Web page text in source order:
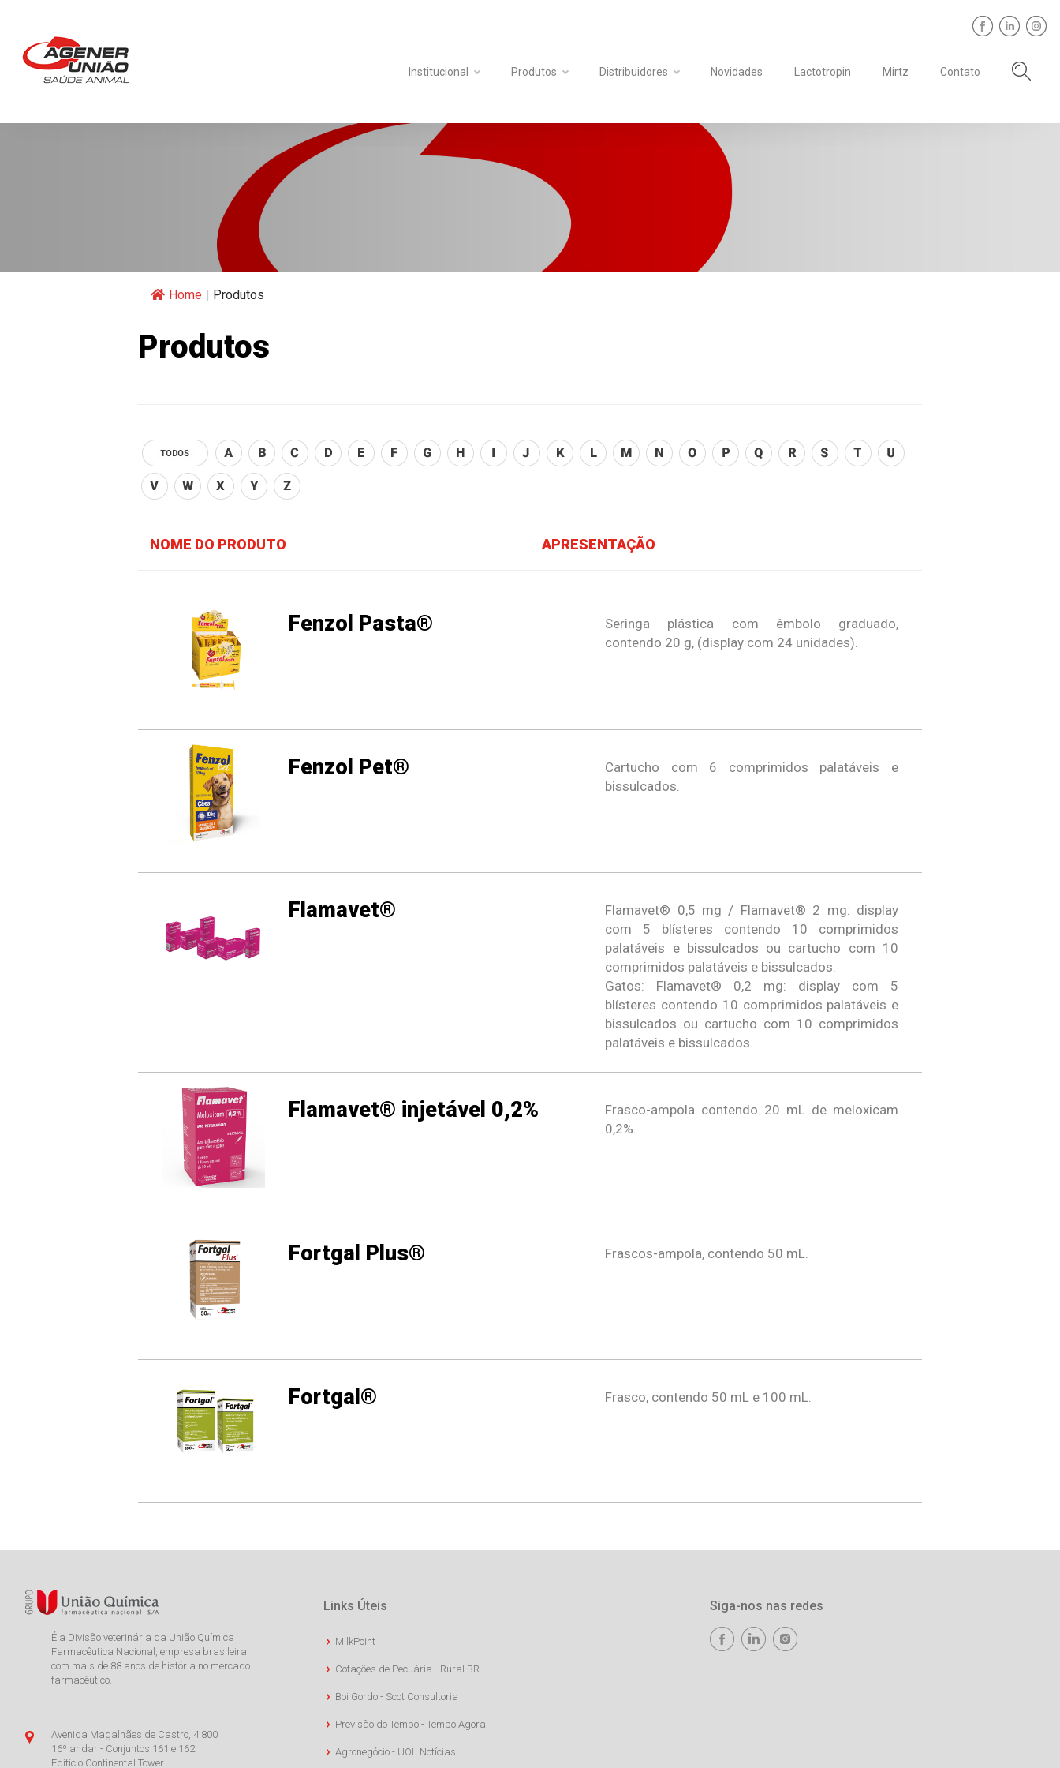
Institucional Produtos Distribuidores Novidades Lactotropin Mirtz Contato
Home | Produtos
Produtos
NOME DO PRODUTO APRESENTAÇÃO
Fenzol Pasta®
Seringa plástica com êmbolo graduado,
contendo 20 g, (display com 24 unidades).
Fenzol Pet®
Cartucho com 6 comprimidos palatáveis e
bissulcados.
Flamavet®
Flamavet® 0,5 mg / Flamavet® 2 mg: display
com 5 blísteres contendo 10 comprimidos
palatáveis e bissulcados ou cartucho com 10
comprimidos palatáveis e bissulcados.
Gatos: Flamavet® 0,2 mg: display com 5
blísteres contendo 10 comprimidos palatáveis e
bissulcados ou cartucho com 10 comprimidos
palatáveis e bissulcados.
Flamavet® injetável 0,2%
Frasco-ampola contendo 20 mL de meloxicam
0,2%.
Fortgal Plus® Frascos-ampola, contendo 50 mL.
Fortgal® Frasco, contendo 50 mL e 100 mL.
É a Divisão veterinária da União Química
Farmacêutica Nacional, empresa brasileira
com mais de 88 anos de história no mercado
farmacêutico.
Avenida Magalhães de Castro, 4.800
16º andar - Conjuntos 161 e 162
Edifício Continental Tower
Links Úteis
MilkPoint
Cotações de Pecuária - Rural BR
Boi Gordo - Scot Consultoria
Previsão do Tempo - Tempo Agora
Agronegócio - UOL Notícias
Siga-nos nas redes